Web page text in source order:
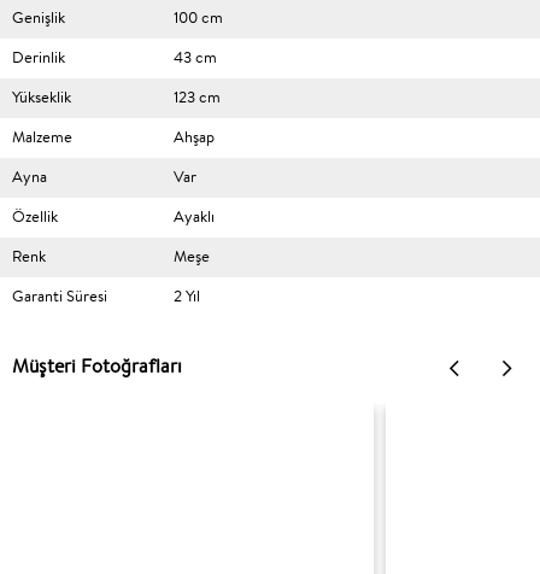
Genişlik 100 cm
Derinlik 43 cm
Yükseklik 123 cm
Malzeme Ahşap
Ayna Var
Özellik Ayaklı
Renk Meşe
Garanti Süresi 2 Yıl
Müşteri Fotoğrafları